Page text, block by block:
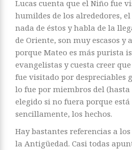
Lucas cuenta que el Niño fue
humildes de los alrededores,
nada de éstos y habla de la
de Oriente, son muy escasos y
porque Mateo es más purista
evangelistas y cuesta creer
fue visitado por despreciables
lo fue por miembros del (hasta
elegido si no fuera porque
sencillamente, los hechos.
Hay bastantes referencias a
la Antigüedad. Casi todas